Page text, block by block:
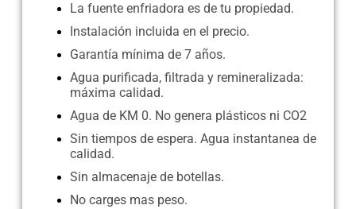
La fuente enfriadora es de tu propiedad.
Instalación incluida en el precio.
Garantía mínima de 7 años.
Agua purificada, filtrada y remineralizada:
máxima calidad.
Agua de KM 0. No genera plásticos ni CO2
Sin tiempos de espera. Agua instantanea de
calidad.
Sin almacenaje de botellas.
No carges mas peso.